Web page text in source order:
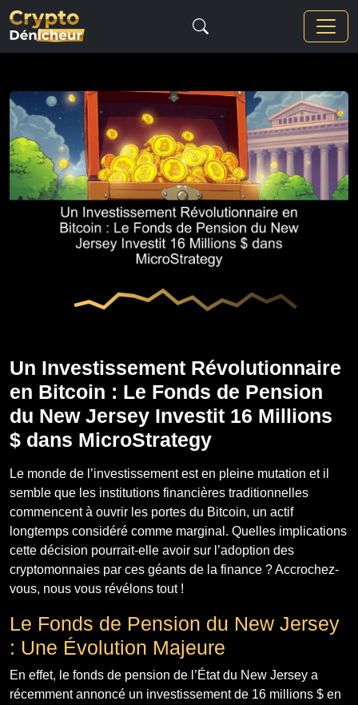
Un Investissement Révolutionnaire
en Bitcoin : Le Fonds de Pension
du New Jersey Investit 16 Millions
$ dans MicroStrategy
Le monde de l’investissement est en pleine mutation et il
semble que les institutions financières traditionnelles
commencent à ouvrir les portes du Bitcoin, un actif
longtemps considéré comme marginal. Quelles implications
cette décision pourrait-elle avoir sur l’adoption des
cryptomonnaies par ces géants de la finance ? Accrochez-
vous, nous vous révélons tout !
Le Fonds de Pension du New Jersey
: Une Évolution Majeure
En effet, le fonds de pension de l’État du New Jersey a
récemment annoncé un investissement de 16 millions $ en